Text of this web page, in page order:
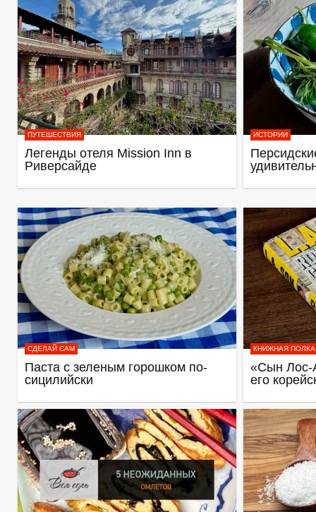
ПУТЕШЕСТВИЯ
Легенды отеля Mission Inn в
Риверсайде
ИСТОРИИ
СДЕЛАЙ САМ
Паста с зеленым горошком по-
сицилийски
КНИЖНАЯ ПОЛКА
«Сын Лос-
его